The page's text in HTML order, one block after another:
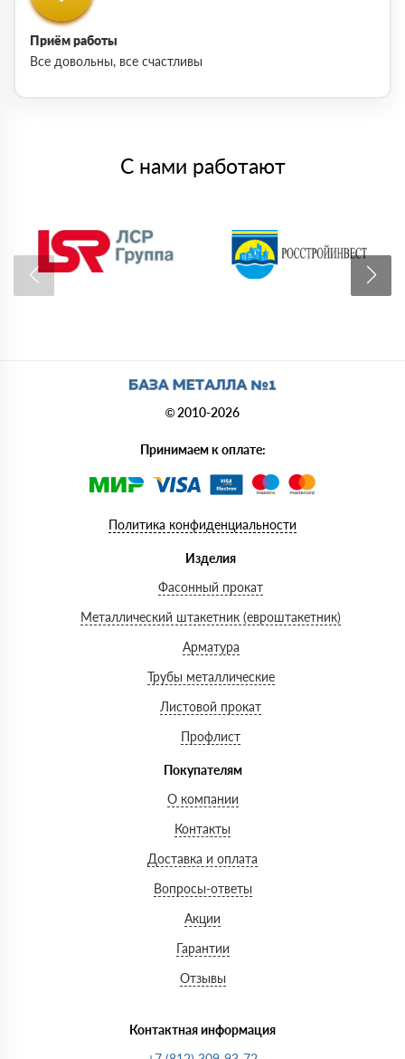
Приём работы
Все довольны, все счастливы
С нами работают
© 2010-2026
Принимаем к оплате:
Политика конфиденциальности
Изделия
Фасонный прокат
Металлический штакетник (евроштакетник)
Арматура
Трубы металлические
Листовой прокат
Профлист
Покупателям
О компании
Контакты
Доставка и оплата
Вопросы-ответы
Акции
Гарантии
Отзывы
Контактная информация